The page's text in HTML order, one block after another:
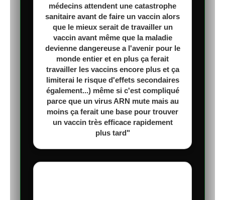
médecins attendent une catastrophe
sanitaire avant de faire un vaccin alors
que le mieux serait de travailler un
vaccin avant même que la maladie
devienne dangereuse a l'avenir pour le
monde entier et en plus ça ferait
travailler les vaccins encore plus et ça
limiterai le risque d'effets secondaires
également...) même si c'est compliqué
parce que un virus ARN mute mais au
moins ça ferait une base pour trouver
un vaccin très efficace rapidement
plus tard"